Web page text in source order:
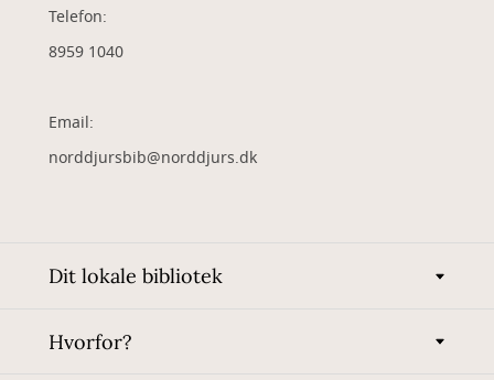
Telefon:
8959 1040
Email:
norddjursbib@norddjurs.dk
Dit lokale bibliotek
Hvorfor?